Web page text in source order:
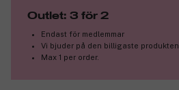
Outlet: 3 för 2
Endast för medlemmar
Vi bjuder på den billigaste produkten.
Max 1 per order.